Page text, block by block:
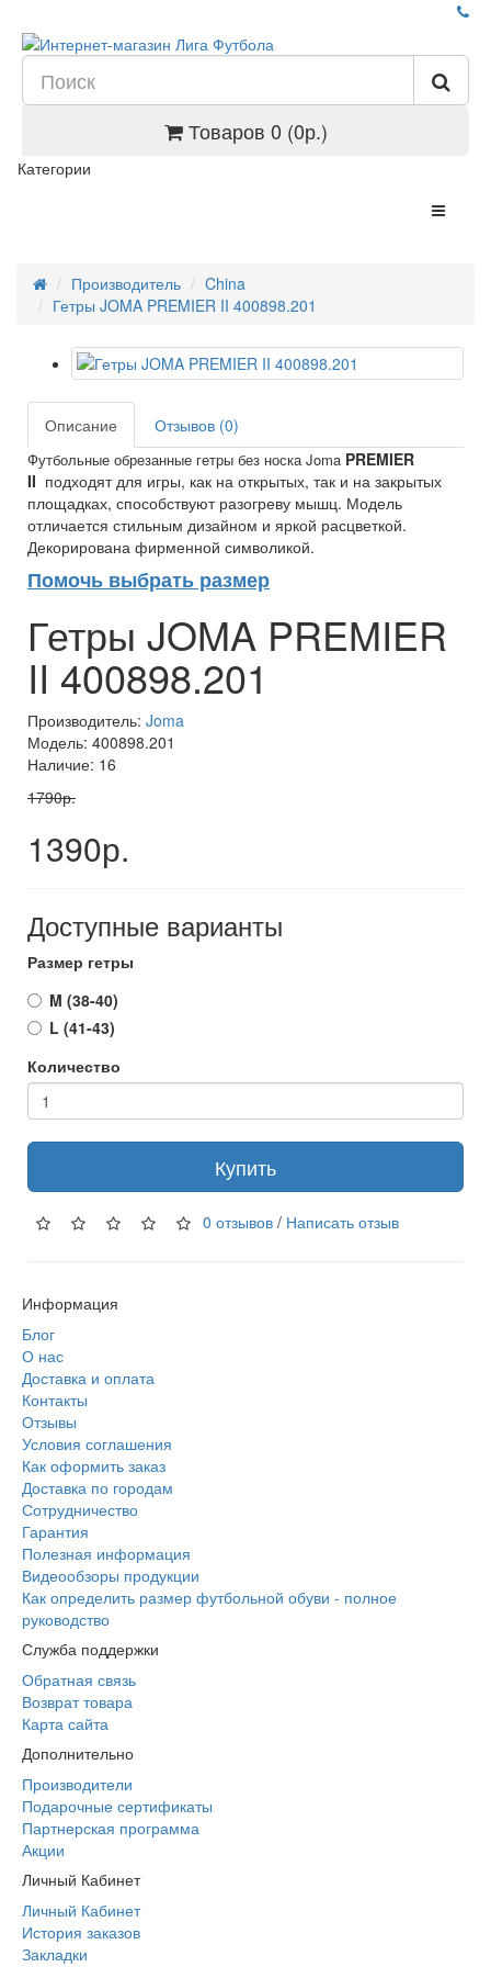
Товаров 0 (0р.)
Категории
Производитель
China
Гетры JOMA PREMIER II 400898.201
Описание Отзывов (0)
Футбольные обрезанные гетры без носка Joma PREMIER
II подходят для игры, как на открытых, так и на закрытых
площадках, способствуют разогреву мышц. Модель
отличается стильным дизайном и яркой расцветкой.
Декорирована фирменной символикой.
Помочь выбрать размер
Гетры JOMA PREMIER
II 400898.201
Производитель: Joma
Модель: 400898.201
Наличие: 16
1790р.
1390р.
Доступные варианты
Размер гетры
M (38-40)
L (41-43)
Количество
Купить
0 отзывов / Написать отзыв
Информация
Блог
О нас
Доставка и оплата
Контакты
Отзывы
Условия соглашения
Как оформить заказ
Доставка по городам
Сотрудничество
Гарантия
Полезная информация
Видеообзоры продукции
Как определить размер футбольной обуви - полное
руководство
Служба поддержки
Обратная связь
Возврат товара
Карта сайта
Дополнительно
Производители
Подарочные сертификаты
Партнерская программа
Акции
Личный Кабинет
Личный Кабинет
История заказов
Закладки